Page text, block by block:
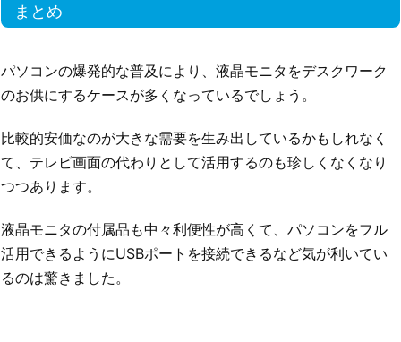
まとめ
パソコンの爆発的な普及により、液晶モニタをデスクワーク
のお供にするケースが多くなっているでしょう。
比較的安価なのが大きな需要を生み出しているかもしれなく
て、テレビ画面の代わりとして活用するのも珍しくなくなり
つつあります。
液晶モニタの付属品も中々利便性が高くて、パソコンをフル
活用できるようにUSBポートを接続できるなど気が利いてい
るのは驚きました。